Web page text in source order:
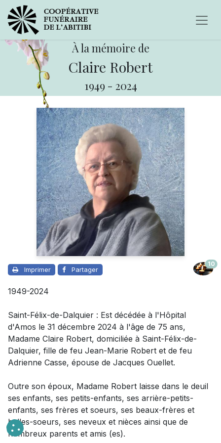
À la mémoire de
Claire Robert
1949 - 2024
Imprimer Partager
10
1949-2024
Saint-Félix-de-Dalquier : Est décédée à l'Hôpital
d'Amos le 31 décembre 2024 à l'âge de 75 ans,
Madame Claire Robert, domiciliée à Saint-Félix-de-
Dalquier, fille de feu Jean-Marie Robert et de feu
Adrienne Casse, épouse de Jacques Ouellet.
Outre son époux, Madame Robert laisse dans le deuil
ses enfants, ses petits-enfants, ses arrière-petits-
enfants, ses frères et soeurs, ses beaux-frères et
belles-soeurs, ses neveux et nièces ainsi que de
nombreux parents et amis (es).